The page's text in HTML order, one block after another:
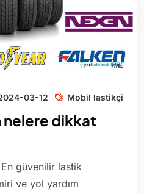
03-12 Mobil lastikçi
nelere dikkat
güvenilir lastik
ve yol yardım